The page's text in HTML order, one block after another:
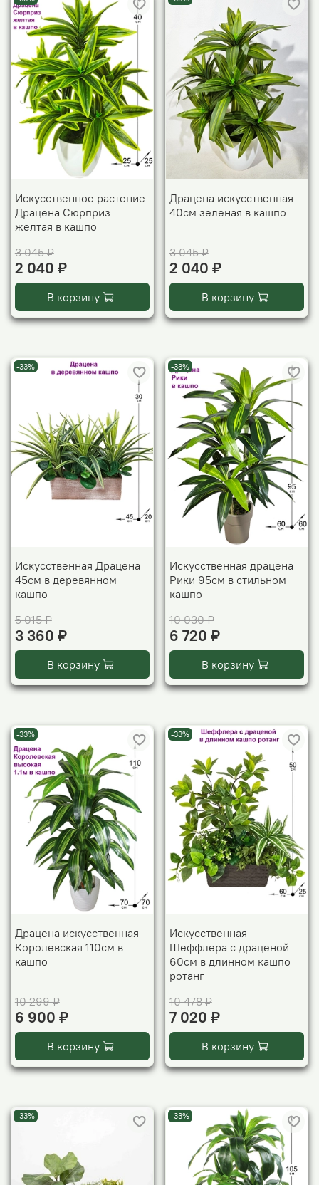
Искусственное растение
Драцена Сюрприз
желтая в кашпо
3 045 ₽
2 040 ₽
В корзину
Драцена искусственная
40см зеленая в кашпо
3 045 ₽
2 040 ₽
В корзину
-33%
Искусственная Драцена
45см в деревянном
кашпо
5 015 ₽
3 360 ₽
В корзину
-33%
Искусственная драцена
Рики 95см в стильном
кашпо
10 030 ₽
6 720 ₽
В корзину
-33%
Драцена искусственная
Королевская 110см в
кашпо
10 299 ₽
6 900 ₽
В корзину
-33%
Искусственная
Шеффлера с драценой
60см в длинном кашпо
ротанг
10 478 ₽
7 020 ₽
В корзину
-33% -33%